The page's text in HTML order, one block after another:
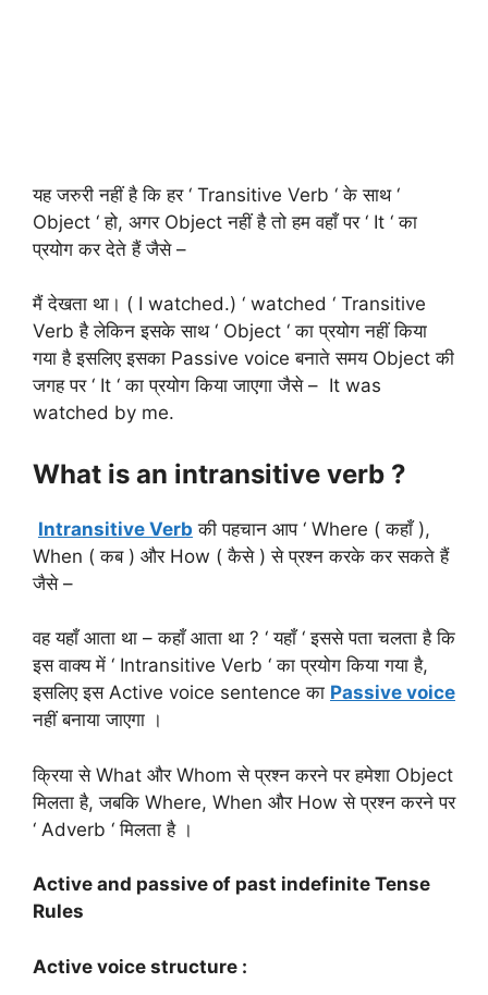
यह जरुरी नहीं है कि हर ‘ Transitive Verb ‘ के साथ ‘
Object ‘ हो, अगर Object नहीं है तो हम वहाँ पर ‘ It ‘ का
प्रयोग कर देते हैं जैसे –
मैं देखता था। ( I watched.) ‘ watched ‘ Transitive
Verb है लेकिन इसके साथ ‘ Object ‘ का प्रयोग नहीं किया
गया है इसलिए इसका Passive voice बनाते समय Object की
जगह पर ‘ It ‘ का प्रयोग किया जाएगा जैसे – It was
watched by me.
What is an intransitive verb ?
Intransitive Verb की पहचान आप ‘ Where ( कहाँ ),
When ( कब ) और How ( कैसे ) से प्रश्न करके कर सकते हैं
जैसे –
वह यहाँ आता था – कहाँ आता था ? ‘ यहाँ ‘ इससे पता चलता है कि
इस वाक्य में ‘ Intransitive Verb ‘ का प्रयोग किया गया है,
इसलिए इस Active voice sentence का Passive voice
नहीं बनाया जाएगा ।
क्रिया से What और Whom से प्रश्न करने पर हमेशा Object
मिलता है, जबकि Where, When और How से प्रश्न करने पर
‘ Adverb ‘ मिलता है ।
Active and passive of past indefinite Tense
Rules
Active voice structure :